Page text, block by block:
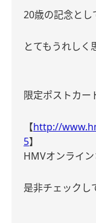
20歳の記念とし
とてもうれしく
限定ポストカ
【http://
5】
HMVオンライ
是非チェックし